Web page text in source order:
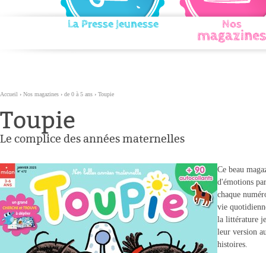
La Presse Jeunesse Nos
magazines
Accueil › Nos magazines › de 0 à 5 ans › Toupie
Toupie
Le complice des années maternelles
Ce beau
d'émotions
chaque
vie
la littérature
leur version
histoires.​